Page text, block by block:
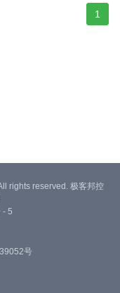
1
rights reserved. 极客邦控
- 5
号